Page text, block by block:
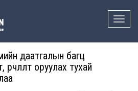
Toggle
даатгалын багц
оруулах тухай